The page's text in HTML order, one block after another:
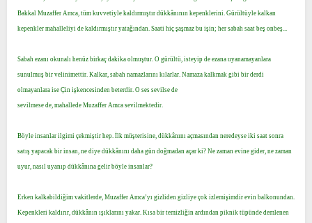
t
i
h
Bakkal Muzaffer Amca, tüm kuvvetiyle kaldırmıştır dükkânının kepenklerini. Gürültüyle kalkan
kepenkler mahalleliyi de kaldırmıştır yatağından. Saati hiç şaşmaz bu işin; her sabah saat beş onbeş...
Sabah ezanı okunalı henüz birkaç dakika olmuştur. O gürültü, isteyip de ezana uyanamayanlara
sunulmuş bir velinimettir. Kalkar, sabah namazlarını kılarlar. Namaza kalkmak gibi bir derdi
olmayanlara ise Çin işkencesinden beterdir. O ses sevilse de
sevilmese de, mahallede Muzaffer Amca sevilmektedir.
Böyle insanlar ilgimi çekmiştir hep. İlk müşterisine, dükkânını açmasından neredeyse iki saat sonra
satış yapacak bir insan, ne diye dükkânını daha gün doğmadan açar ki? Ne zaman evine gider, ne zaman
uyur, nasıl uyanıp dükkânına gelir böyle insanlar?
Erken kalkabildiğim vakitlerde, Muzaffer Amca’yı gizliden gizliye çok izlemişimdir evin balkonundan.
Kepenkleri kaldırır, dükkânın ışıklarını yakar. Kısa bir temizliğin ardından piknik tüpünde demlenen